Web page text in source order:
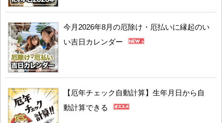
今月2026年8月の厄除け・厄払いに縁起のい
い吉日カレンダー
【厄年チェック自動計算】生年月日から自
動計算できる